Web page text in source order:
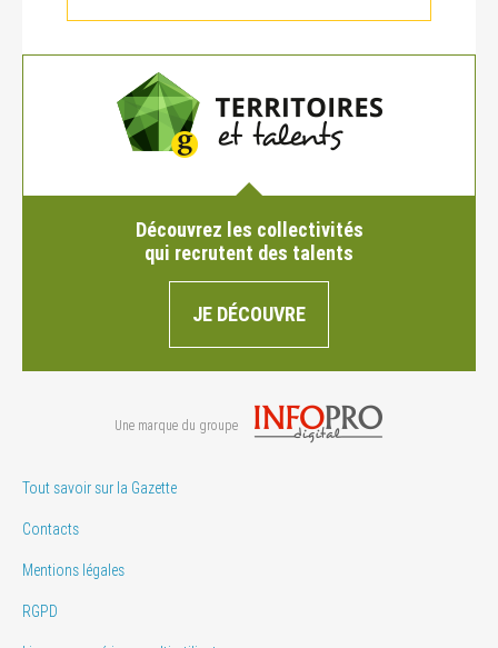
Découvrez les collectivités
qui recrutent des talents
JE DÉCOUVRE
Une marque du groupe
Tout savoir sur la Gazette
Contacts
Mentions légales
RGPD